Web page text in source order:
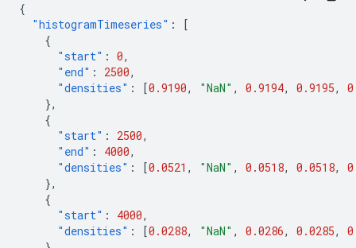
{
"histogramTimeseries" :
[
{
"start" : 0,
"end" : 2500,
"densities" : [0.9190, "NaN" , 0.9194, 0.9195,
},
{
"start" : 2500,
"end" : 4000,
"densities" : [0.0521 , "NaN" , 0.0518, 0.0518,
},
{
"start" : 4000,
"densities" : [0.0288, "NaN" , 0.0286, 0.0285,